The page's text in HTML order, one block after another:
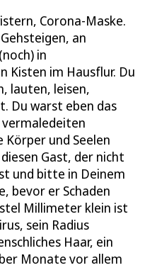
Corona-Maske.
an
in
Kisten im Hausflur. Du
lauten, leisen,
Du warst eben das
Körper und Seelen
Gast, der nicht
und bitte in Deinem
bevor er Schaden
Millimeter klein ist
sein Radius
Haar, ein
Monate vor allem